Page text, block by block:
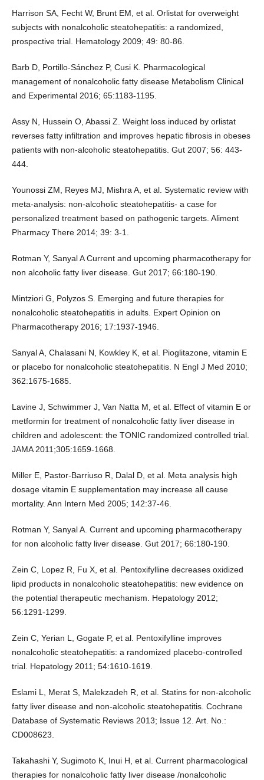
Harrison SA, Fecht W, Brunt EM, et al. Orlistat for overweight
subjects with nonalcoholic steatohepatitis: a randomized,
prospective trial. Hematology 2009; 49: 80-86.
Barb D, Portillo-Sánchez P, Cusi K. Pharmacological
management of nonalcoholic fatty disease Metabolism Clinical
and Experimental 2016; 65:1183-1195.
Assy N, Hussein O, Abassi Z. Weight loss induced by orlistat
reverses fatty infiltration and improves hepatic fibrosis in obeses
patients with non-alcoholic steatohepatitis. Gut 2007; 56: 443-
444.
Younossi ZM, Reyes MJ, Mishra A, et al. Systematic review with
meta-analysis: non-alcoholic steatohepatitis- a case for
personalized treatment based on pathogenic targets. Aliment
Pharmacy There 2014; 39: 3-1.
Rotman Y, Sanyal A Current and upcoming pharmacotherapy for
non alcoholic fatty liver disease. Gut 2017; 66:180-190.
Mintziori G, Polyzos S. Emerging and future therapies for
nonalcoholic steatohepatitis in adults. Expert Opinion on
Pharmacotherapy 2016; 17:1937-1946.
Sanyal A, Chalasani N, Kowkley K, et al. Pioglitazone, vitamin E
or placebo for nonalcoholic steatohepatitis. N Engl J Med 2010;
362:1675-1685.
Lavine J, Schwimmer J, Van Natta M, et al. Effect of vitamin E or
metformin for treatment of nonalcoholic fatty liver disease in
children and adolescent: the TONIC randomized controlled trial.
JAMA 2011;305:1659-1668.
Miller E, Pastor-Barriuso R, Dalal D, et al. Meta analysis high
dosage vitamin E supplementation may increase all cause
mortality. Ann Intern Med 2005; 142:37-46.
Rotman Y, Sanyal A. Current and upcoming pharmacotherapy
for non alcoholic fatty liver disease. Gut 2017; 66:180-190.
Zein C, Lopez R, Fu X, et al. Pentoxifylline decreases oxidized
lipid products in nonalcoholic steatohepatitis: new evidence on
the potential therapeutic mechanism. Hepatology 2012;
56:1291-1299.
Zein C, Yerian L, Gogate P, et al. Pentoxifylline improves
nonalcoholic steatohepatitis: a randomized placebo-controlled
trial. Hepatology 2011; 54:1610-1619.
Eslami L, Merat S, Malekzadeh R, et al. Statins for non-alcoholic
fatty liver disease and non-alcoholic steatohepatitis. Cochrane
Database of Systematic Reviews 2013; Issue 12. Art. No.:
CD008623.
Takahashi Y, Sugimoto K, Inui H, et al. Current pharmacological
therapies for nonalcoholic fatty liver disease /nonalcoholic